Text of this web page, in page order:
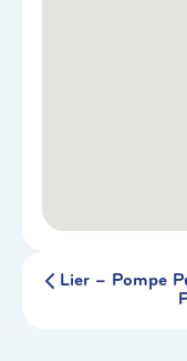
Lier – Pompe